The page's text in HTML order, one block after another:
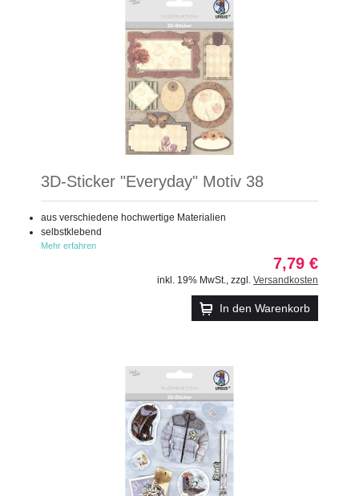
3D-Sticker "Everyday" Motiv 38
aus verschiedene hochwertige Materialien
selbstklebend
Mehr erfahren
7,79 €
inkl. 19% MwSt. zzgl. Versandkosten
In den Warenkorb